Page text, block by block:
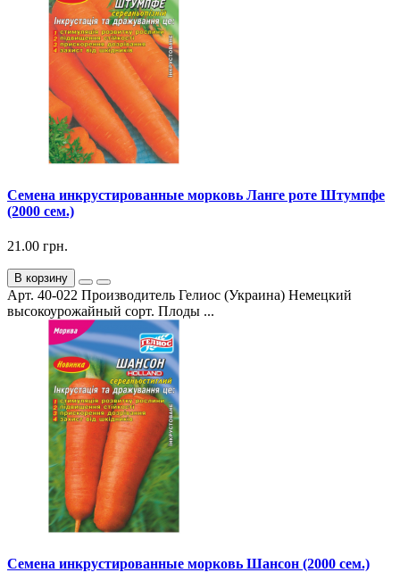
Семена инкрустированные морковь Ланге роте Штумпфе
(2000 сем.)
21.00 грн.
В корзину
Арт. 40-022 Производитель Гелиос (Украина) Немецкий
высокоурожайный сорт. Плоды ...
Семена инкрустированные морковь Шансон (2000 сем.)